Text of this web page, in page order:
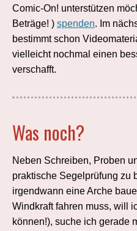
Comic-On! unterstützen
Beträge! ) spenden. Im
bestimmt schon
vielleicht nochmal einen
verschafft.
Was noch?
Neben Schreiben, Proben
praktische Segelprüfung zu
irgendwann eine Arche
Windkraft fahren muss, will
können!), suche ich gerade